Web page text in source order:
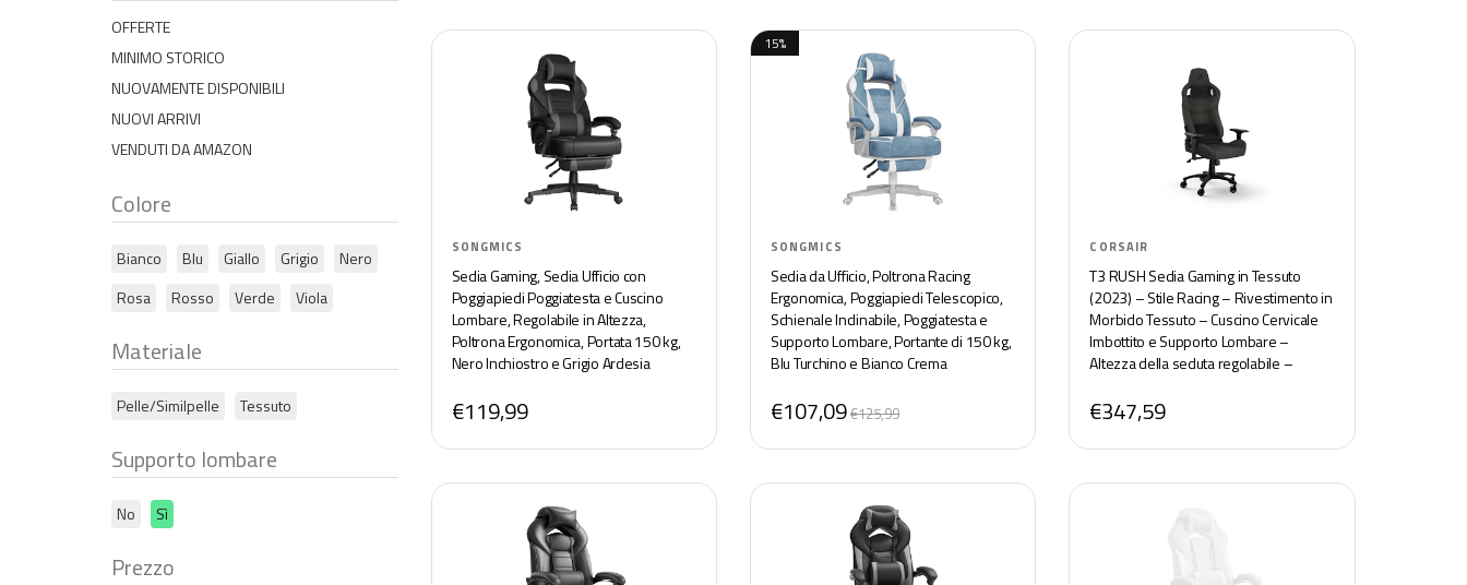
OFFERTE
MINIMO STORICO
NUOVAMENTE DISPONIBILI
NUOVI ARRIVI
VENDUTI DA AMAZON
Colore
Bianco Blu Giallo Grigio
Nero
Rosa
Rosso Verde Viola
Materiale
Pelle/Similpelle Tessuto
Supporto lombare
No Sì
Prezzo
SONGMICS
Sedia Gaming, Sedia Ufficio con
Poggiapiedi Poggiatesta e Cuscino
Lombare, Regolabile in Altezza,
Poltrona Ergonomica, Portata 150 kg,
Nero Inchiostro e Grigio Ardesia
€119,99
SONGMICS
Sedia da Ufficio, Poltrona Racing
Ergonomica, Poggiapiedi Telescopico,
Schienale Inclinabile, Poggiatesta e
Supporto Lombare, Portante di 150 kg,
Blu Turchino e Bianco Crema
€107,09€125,99
15%
CORSAIR
T3 RUSH Sedia Gaming in Tessuto
(2023) – Stile Racing – Rivestimento in
Morbido Tessuto – Cuscino Cervicale
Imbottito e Supporto Lombare –
Altezza della seduta regolabile –
€347,59